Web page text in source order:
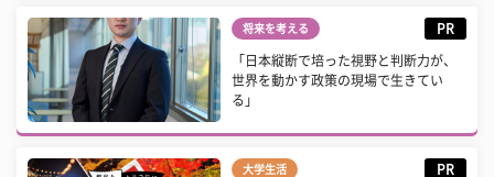
将来を考える PR
「日本縦断で培った視野と判断力が、
世界を動かす政策の現場で生きてい
る」
大学生活 PR